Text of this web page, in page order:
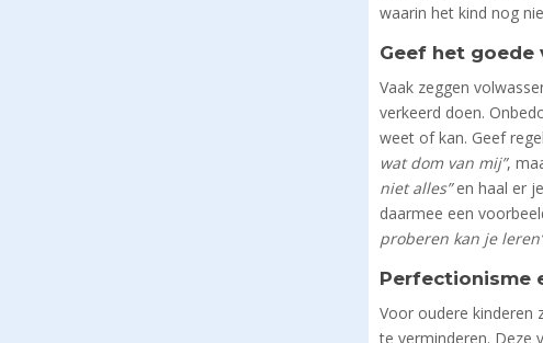
waarin het kind nog
Geef het goede
Vaak zeggen
verkeerd doen.
weet of kan. Geef
wat dom van mij”,
niet alles”en haal er
daarmee een
proberen kan je
Perfectionisme
Voor oudere kinderen
te verminderen. Deze